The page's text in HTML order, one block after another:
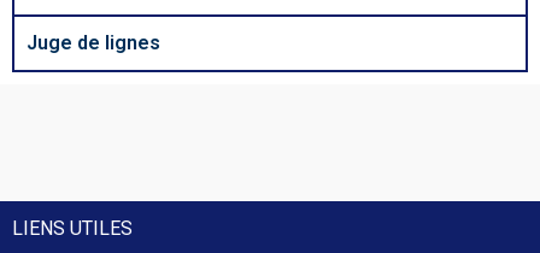
Juge de lignes
LIENS UTILES